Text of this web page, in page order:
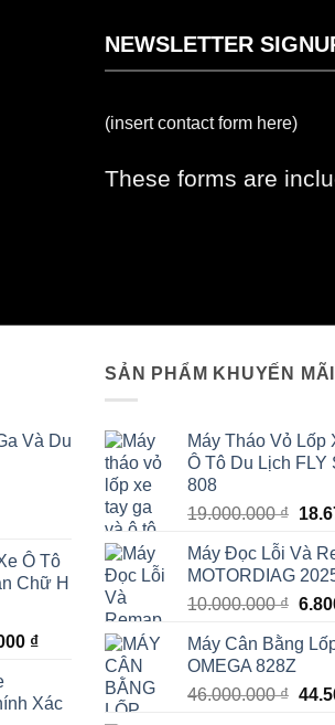
NEWSLETTER
(insert contact form here)
These forms are
Và Du
Ô Tô
Chữ H
₫.
₫Giá
là:
Xác
SẢN PHẨM KHUYẾN MÃI
Máy Tháo Vỏ Lốp
Ô Tô Du Lịch FLY
808
19.000.000₫ Giá
là:
Máy Đọc Lỗi Và
MOTORDIAG
10.000.000₫ Giá
là:
Máy Cân Bằng
OMEGA 828Z
46.000.000₫ Giá